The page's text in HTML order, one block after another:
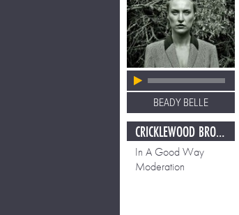
BEADY BELLE
CRICKLEWOOD BROADWAY
In A Good Way
Moderation